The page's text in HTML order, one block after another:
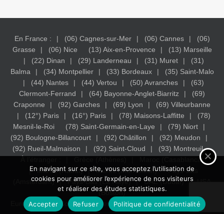
En France : (06) Cagnes-sur-Mer (06) Cannes
(06)
Grasse
(06) Nice (13) Aix-en-Provence
(13) Marseille
(22) Dinan
(29) Landerneau (31) Muret
(31)
Balma
(34) Montpellier (33) Bordeaux
(35) Saint-Malo
(44) Nantes
(44) Vertou (50) Avranches
(63)
Clermont-Ferrand
(64) Bayonne-Anglet-Biarritz
(69)
Craponne
(92) Garches (69) Lyon
(69) Villeurbanne
(12°) Paris
(16°) Paris (78) Maisons-Laffitte
(78)
Mesnil-le-Roi
(78) Saint-Germain-en-Laye
(79) Niort
(92) Boulogne-Billancourt
(92) Châtillon
(92) Meudon
(92) Rueil-Malmaison
(92) Saint-Cloud
(93) Montreuil
Maroc (Casablanca)
Maroc (Rabat)
Maroc (Marrakech)
Pays-Bas
(Amsterdam)
Pays-Bas (La Haye) UAE (Dubaï)
(Boston)
Eureka Study - Conseil en orientation Scolaire.Mentions légales
En navigant sur ce site, vous acceptez l’utilisation de
cookies pour améliorer l’expérience de nos visiteurs
et réaliser des études statistiques.
Accepter
Refuser Politique de confidentialité